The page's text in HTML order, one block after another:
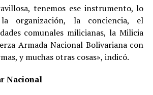
tenemos ese instrumento, lo
organización, la conciencia, el
comunales milicianas, la Milicia
Armada Nacional Bolivariana con
y muchas otras cosas», indicó.
Nacional